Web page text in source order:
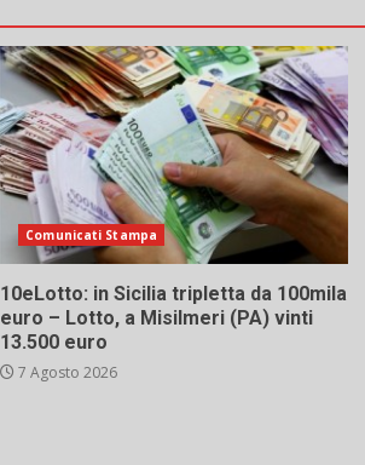
Comunicati Stampa
10eLotto: in Sicilia tripletta da 100mila
euro – Lotto, a Misilmeri (PA) vinti
13.500 euro
7 Agosto 2026